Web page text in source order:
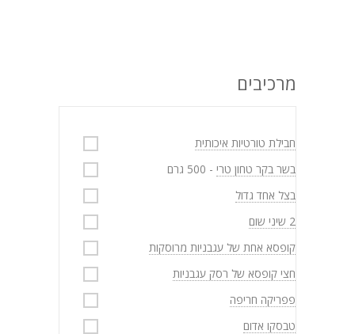
מרכיבים
חבילת טורטיות איכותית
בשר בקר טחון טרי - 500 גרם
בצל אחד גדול
2 שיני שום
קופסא אחת של עגבניות מרוסקות
חצי קופסא של רסק עגבניות
פפריקה חריפה
טבסקו אדום